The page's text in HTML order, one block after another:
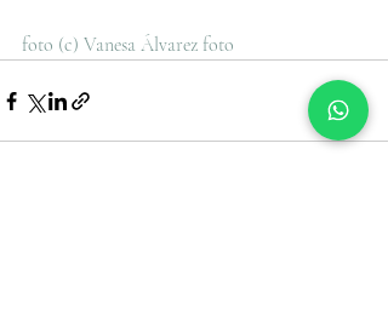
foto (c) Vanesa Álvarez foto